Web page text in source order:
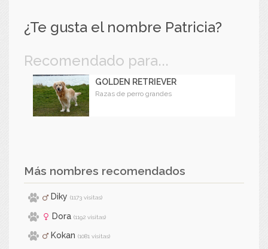
¿Te gusta el nombre Patricia?
Recomendado para...
GOLDEN RETRIEVER
Razas de perro grandes
Más nombres recomendados
Diky (1173 visitas)
Dora (1192 visitas)
Kokan (1081 visitas)